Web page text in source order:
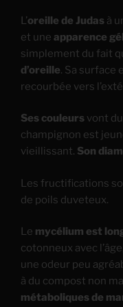
L’oreille de Judas à
et une apparence
simplement du fait
d’oreille. Sa surface
recourbée vers
Ses couleurs vont
champignon est
vieillissant. Son
Les fructifications
de poils duveteux.
Le mycélium est
cotonneux avec
une odeur peu
à du compost non
métaboliques de